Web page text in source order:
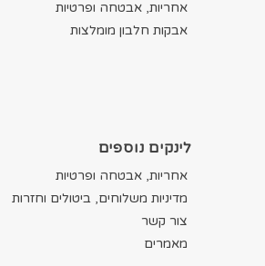
אחריות, אבטחה ופרטיות
אבקות חלבון מומלצות
לינקים נוספים
אחריות, אבטחה ופרטיות
מדיניות משלוחים, ביטולים וחזרות
צור קשר
מאמרים